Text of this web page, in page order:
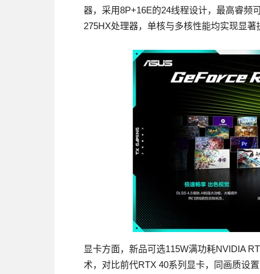
器，采用8P+16E的24线程设计，最高睿频
275HX处理器，单核与多核性能均实现显著
显卡方面，新品可选115W满功耗NVIDIA
术，对比前代RTX 40系列显卡，同画质设